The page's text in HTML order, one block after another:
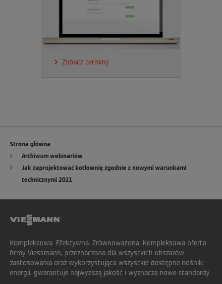
Zobacz terminy
Strona główna
Archiwum webinariów
Jak zaprojektować kotłownię zgodnie z nowymi warunkami
technicznymi 2021
Kompleksowa. Efektywna. Zrównoważona. Kompleksowa oferta
firmy Viessmann, przeznaczona dla wszystkich obszarów
zastosowania oraz wykorzystująca wszystkie dostępne nośniki
energii, gwarantuje najwyższą jakość i wyznacza nowe standardy.